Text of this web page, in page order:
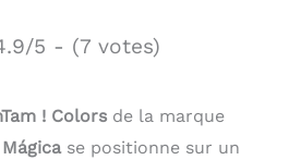
5 - (7 votes)
! Colors de la marque
se positionne sur un